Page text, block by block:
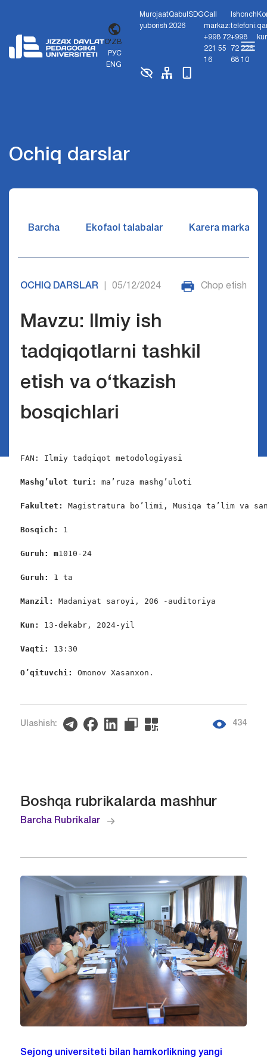
O'ZB
РУС
ENG
Murojaat
yuborish
Qabul
2026
SDGCall
markaz:
+998 72
221 55
16
Ishonch
telefoni:
+998
72 226
68 10
Ochiq darslar
Barcha Ekofaol talabalar Karera markazi
OCHIQ DARSLAR 05/12/2024 Chop etish
Mavzu: Ilmiy ish
tadqiqotlarni tashkil
etish va o‘tkazish
bosqichlari
FAN: Ilmiy tadqiqot metodologiyasi
Mashg’ulot turi: ma’ruza mashg’uloti
Fakultet: Magistratura bo’limi, Musiqa ta’lim va
Bosqich: 1
Guruh: m1010-24
Guruh: 1 ta
Manzil: Madaniyat saroyi, 206 -auditoriya
Kun: 13-dekabr, 2024-yil
Vaqti: 13:30
O’qituvchi: Omonov Xasanxon.
Ulashish: 434
Boshqa rubrikalarda mashhur
Barcha Rubrikalar
Sejong universiteti bilan hamkorlikning yangi